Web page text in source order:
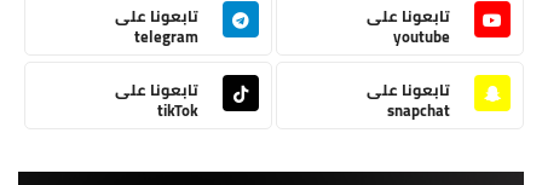
تابعونا على
youtube
تابعونا على
telegram
تابعونا على
snapchat
تابعونا على
tikTok